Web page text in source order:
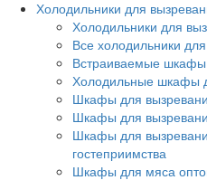
Холодильники для
Холодильники для
Все холодильники
Встраиваемые
Холодильные шкафы
Шкафы для
Шкафы для
Шкафы для
гостеприимства
Шкафы для мяса